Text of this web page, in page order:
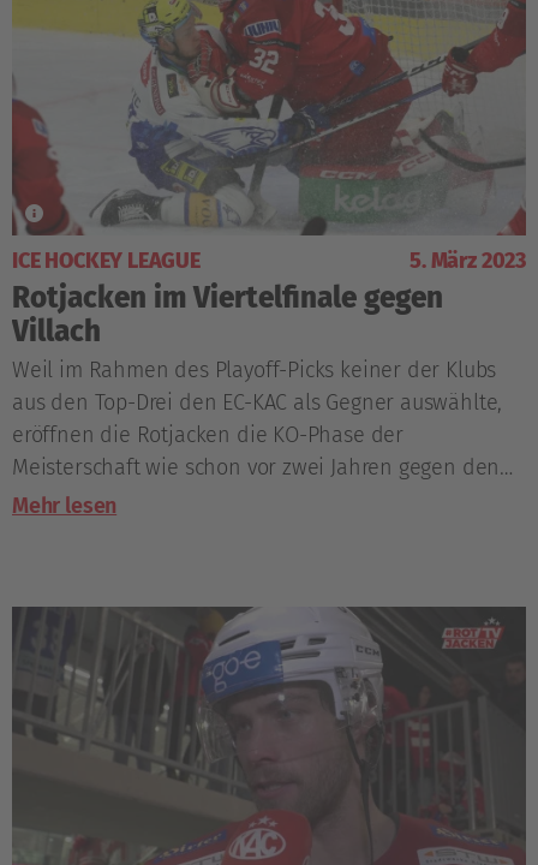
ICE HOCKEY LEAGUE 5. März 2023
Rotjacken im Viertelfinale gegen
Villach
Weil im Rahmen des Playoff-Picks keiner der Klubs
aus den Top-Drei den EC-KAC als Gegner auswählte,
eröffnen die Rotjacken die KO-Phase der
Meisterschaft wie schon vor zwei Jahren gegen den
EC VSV.
Mehr lesen